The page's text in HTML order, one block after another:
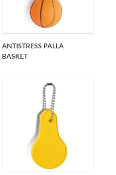
Portachiavi
antistress limone
Personalizzato O 40
mm
Portachiavi
antistress palla
basket
personalizzato O 40
ANTISTRESS PALLA
BASKET